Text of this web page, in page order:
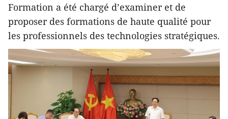
Formation a été chargé d’examiner et de
proposer des formations de haute qualité pour
les professionnels des technologies stratégiques.